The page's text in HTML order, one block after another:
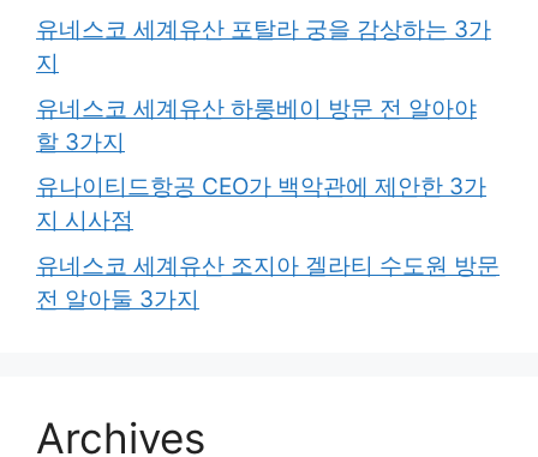
유네스코 세계유산 포탈라 궁을 감상하는 3가
지
유네스코 세계유산 하롱베이 방문 전 알아야
할 3가지
유나이티드항공 CEO가 백악관에 제안한 3가
지 시사점
유네스코 세계유산 조지아 겔라티 수도원 방문
전 알아둘 3가지
Archives